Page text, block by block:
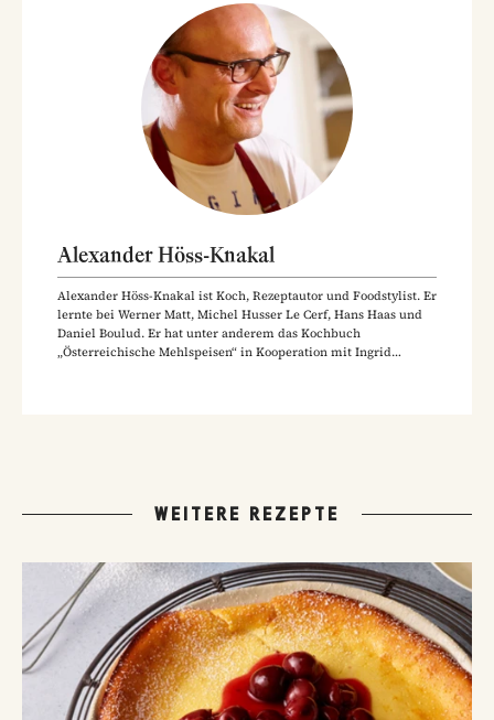
Alexander Höss-Knakal
Alexander Höss-Knakal ist Koch, Rezeptautor und Foodstylist. Er
lernte bei Werner Matt, Michel Husser Le Cerf, Hans Haas und
Daniel Boulud. Er hat unter anderem das Kochbuch
„Österreichische Mehlspeisen“ in Kooperation mit Ingrid
WEITERE REZEPTE